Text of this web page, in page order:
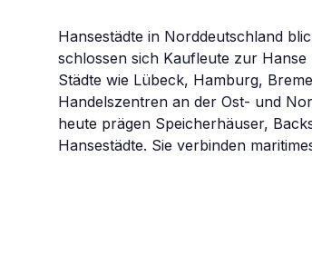
Hansestädte in Norddeutschland
schlossen sich Kaufleute zur
Städte wie Lübeck, Hamburg,
Handelszentren an der Ost- und
heute prägen Speicherhäuser,
Hansestädte. Sie verbinden